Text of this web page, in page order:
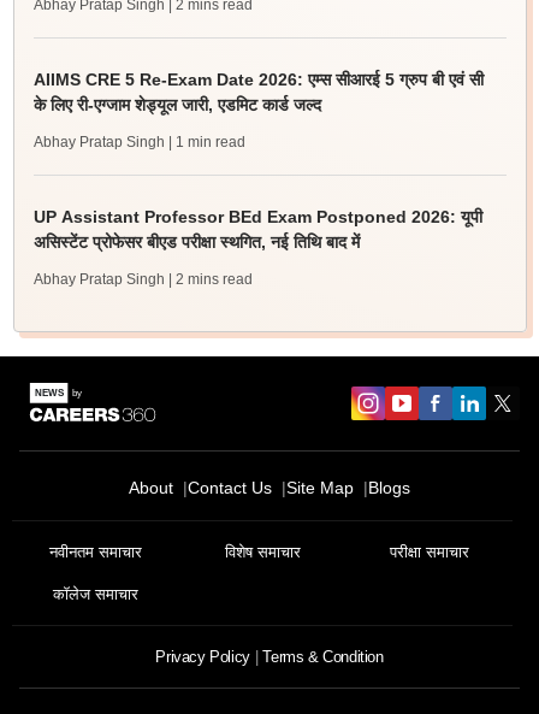
Abhay Pratap Singh | 2 mins read
AIIMS CRE 5 Re-Exam Date 2026: एम्स सीआरई 5 ग्रुप बी एवं सी
के लिए री-एग्जाम शेड्यूल जारी, एडमिट कार्ड जल्द
Abhay Pratap Singh | 1 min read
UP Assistant Professor BEd Exam Postponed 2026: यूपी
असिस्टेंट प्रोफेसर बीएड परीक्षा स्थगित, नई तिथि बाद में
Abhay Pratap Singh | 2 mins read
About Contact Us Site Map Blogs
नवीनतम समाचार विशेष समाचार परीक्षा समाचार
कॉलेज समाचार
Privacy Policy Terms & Condition